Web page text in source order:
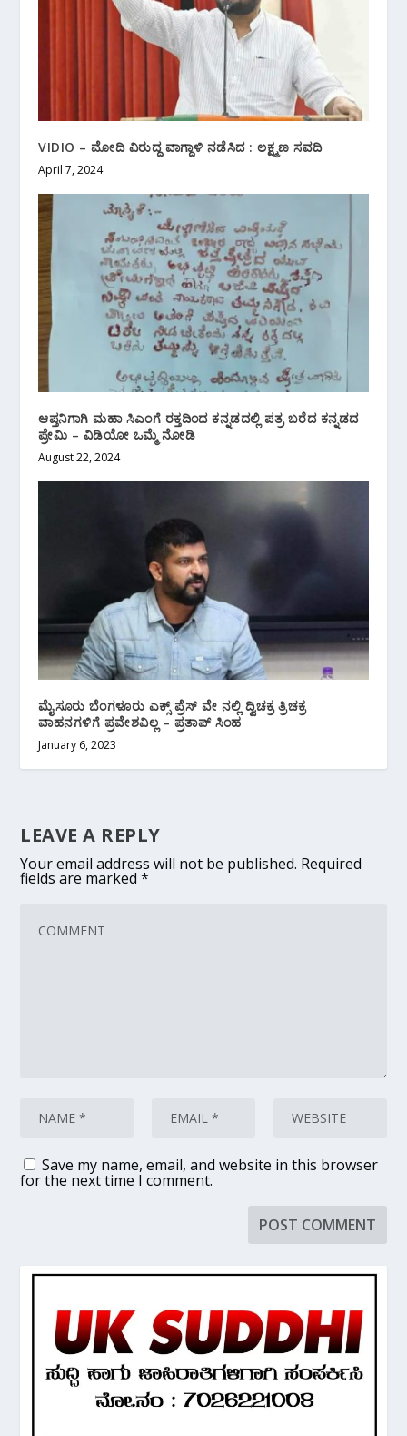
VIDIO – ಮೋದಿ ವಿರುದ್ದ ವಾಗ್ದಾಳಿ ನಡೆಸಿದ : ಲಕ್ಷ್ಮಣ ಸವದಿ
April 7, 2024
ಆಪ್ತನಿಗಾಗಿ ಮಹಾ ಸಿಎಂಗೆ ರಕ್ತದಿಂದ ಕನ್ನಡದಲ್ಲಿ ಪತ್ರ ಬರೆದ ಕನ್ನಡದ
ಪ್ರೇಮಿ – ವಿಡಿಯೋ ಒಮ್ಮೆ ನೋಡಿ
August 22, 2024
ಮೈಸೂರು ಬೆಂಗಳೂರು ಎಕ್ಸ್ ಪ್ರೆಸ್ ವೇ ನಲ್ಲಿ ದ್ವಿಚಕ್ರ ತ್ರಿಚಕ್ರ
ವಾಹನಗಳಿಗೆ ಪ್ರವೇಶವಿಲ್ಲ – ಪ್ರತಾಪ್ ಸಿಂಹ
January 6, 2023
LEAVE A REPLY
Your email address will not be published. Required
fields are marked*
Save my name, email, and website in this browser
for the next time I comment.